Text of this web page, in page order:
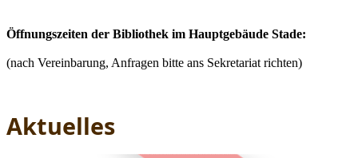
Öffnungszeiten der Bibliothek im Hauptgebäude Stade:
(nach Vereinbarung, Anfragen bitte ans Sekretariat richten)
Aktuelles